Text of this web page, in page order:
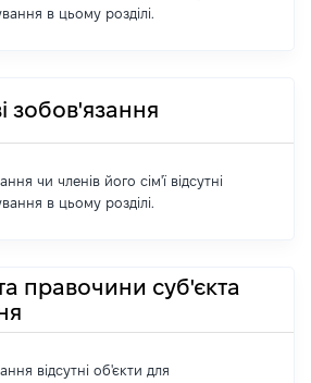
в цьому розділі.
зобов'язання
чи членів його сім'ї відсутні
в цьому розділі.
правочини суб'єкта
відсутні об'єкти для